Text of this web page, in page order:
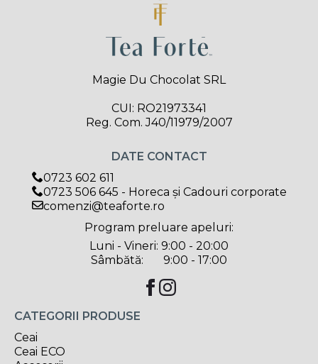
Magie Du Chocolat SRL
CUI: RO21973341
Reg. Com. J40/11979/2007
CATEGORII PRODUSE
Ceai
Ceai ECO
DATE CONTACT
0723 602 611
0723 506 645 - Horeca și Cadouri corporate
comenzi@teaforte.ro
Program preluare apeluri:
Luni - Vineri: 9:00 - 20:00
Sâmbătă: 9:00 - 17:00